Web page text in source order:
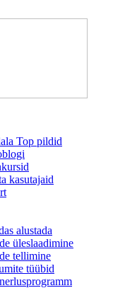
Top pildid
kasutajaid
alustada
üleslaadimine
tellimine
tüübid